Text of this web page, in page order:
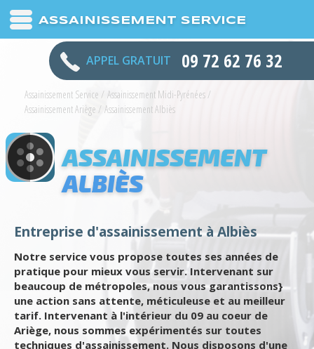
ASSAINISSEMENT SERVICE
APPEL GRATUIT 09 72 62 76 32
Assainissement Service / Assainissement Midi-Pyrénées /
Assainissement Ariège / Assainissement Albiès
ASSAINISSEMENT
ALBIÈS
Entreprise d'assainissement à Albiès
Notre service vous propose toutes ses années de
pratique pour mieux vous servir. Intervenant sur
beaucoup de métropoles, nous vous garantissons}
une action sans attente, méticuleuse et au meilleur
tarif. Intervenant à l'intérieur du 09 au coeur de
Ariège, nous sommes expérimentés sur toutes
techniques d'assainissement. Nous disposons d'une